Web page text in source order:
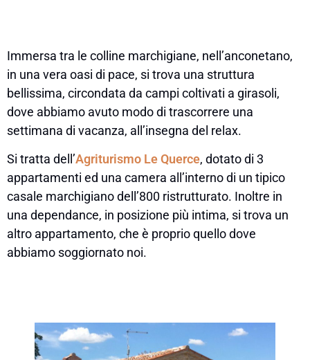
Immersa tra le colline marchigiane, nell’anconetano,
in una vera oasi di pace, si trova una struttura
bellissima, circondata da campi coltivati a girasoli,
dove abbiamo avuto modo di trascorrere una
settimana di vacanza, all’insegna del relax.
Si tratta dell’Agriturismo Le Querce, dotato di 3
appartamenti ed una camera all’interno di un tipico
casale marchigiano dell’800 ristrutturato. Inoltre in
una dependance, in posizione più intima, si trova un
altro appartamento, che è proprio quello dove
abbiamo soggiornato noi.